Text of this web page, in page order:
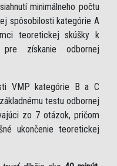
minimálneho počtu
spôsobilosti kategórie A
teoretickej skúšky k
pre získanie odbornej
VMP kategórie B a C
testu odbornej
zo 7 otázok, pričom
ukončenie teoretickej